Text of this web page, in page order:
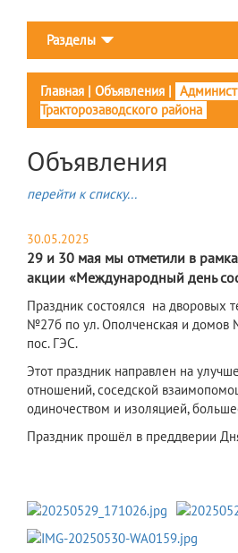
Разделы
Главная | Объявления |
Тракторозаводского района
Объявления
перейти к списку...
30.05.2025
29 и 30 мая мы отметили в
акции «Международный день
Праздник состоялся на дворовых
№27б по ул. Ополченская и домов
пос. ГЭС.
Этот праздник направлен на
отношений, соседской
одиночеством и изоляцией,
Праздник прошёл в преддверии